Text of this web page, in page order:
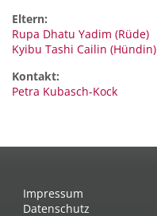
Eltern:
Rupa Dhatu Yadim (Rüde)
Kyibu Tashi Cailin (Hündin)
Kontakt:
Petra Kubasch-Kock
Impressum
Datenschutz